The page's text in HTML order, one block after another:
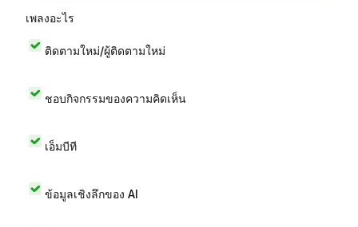
เพลงอะไร
ติดตามใหม่/ผู้ติดตามใหม่
ชอบกิจกรรมของความคิดเห็น
เอ็มบีที
ข้อมูลเชิงลึกของ AI